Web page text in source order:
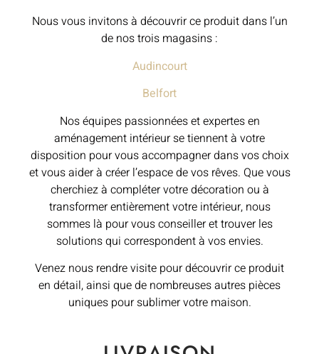
Nous vous invitons à découvrir ce produit dans l’un
de nos trois magasins :
Audincourt
Belfort
Nos équipes passionnées et expertes en
aménagement intérieur se tiennent à votre
disposition pour vous accompagner dans vos choix
et vous aider à créer l’espace de vos rêves. Que vous
cherchiez à compléter votre décoration ou à
transformer entièrement votre intérieur, nous
sommes là pour vous conseiller et trouver les
solutions qui correspondent à vos envies.
Venez nous rendre visite pour découvrir ce produit
en détail, ainsi que de nombreuses autres pièces
uniques pour sublimer votre maison.